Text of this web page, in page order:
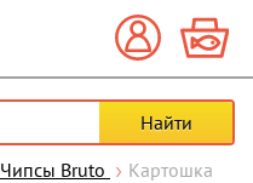
Чипсы Bruto
Картошка